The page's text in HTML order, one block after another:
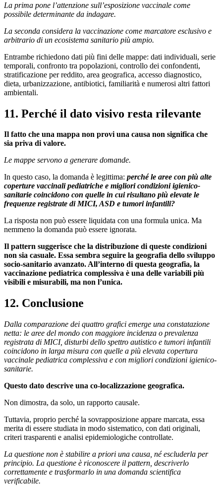
La prima pone l’attenzione sull’esposizione vaccinale come
possibile determinante da indagare.
La seconda considera la vaccinazione come marcatore esclusivo e
arbitrario di un ecosistema sanitario più ampio.
Entrambe richiedono dati più fini delle mappe: dati individuali, serie
temporali, confronto tra popolazioni, controllo dei confondenti,
stratificazione per reddito, area geografica, accesso diagnostico,
dieta, urbanizzazione, antibiotici, familiarità e numerosi altri fattori
ambientali.
11. Perché il dato visivo resta rilevante
Il fatto che una mappa non provi una causa non significa che
sia priva di valore.
Le mappe servono a generare domande.
In questo caso, la domanda è legittima: perché le aree con più alte
coperture vaccinali pediatriche e migliori condizioni igienico-
sanitarie coincidono con quelle in cui risultano più elevate le
frequenze registrate di MICI, ASD e tumori infantili?
La risposta non può essere liquidata con una formula unica. Ma
nemmeno la domanda può essere ignorata.
Il pattern suggerisce che la distribuzione di queste condizioni
non sia casuale. Essa sembra seguire la geografia dello sviluppo
socio-sanitario avanzato. All’interno di questa geografia, la
vaccinazione pediatrica complessiva è una delle variabili più
visibili e misurabili, ma non l’unica.
12. Conclusione
Dalla comparazione dei quattro grafici emerge una constatazione
netta: le aree del mondo con maggiore incidenza o prevalenza
registrata di MICI, disturbi dello spettro autistico e tumori infantili
coincidono in larga misura con quelle a più elevata copertura
vaccinale pediatrica complessiva e con migliori condizioni igienico-
sanitarie.
Questo dato descrive una co-localizzazione geografica.
Non dimostra, da solo, un rapporto causale.
Tuttavia, proprio perché la sovrapposizione appare marcata, essa
merita di essere studiata in modo sistematico, con dati originali,
criteri trasparenti e analisi epidemiologiche controllate.
La questione non è stabilire a priori una causa, né escluderla per
principio. La questione è riconoscere il pattern, descriverlo
correttamente e trasformarlo in una domanda scientifica
verificabile.